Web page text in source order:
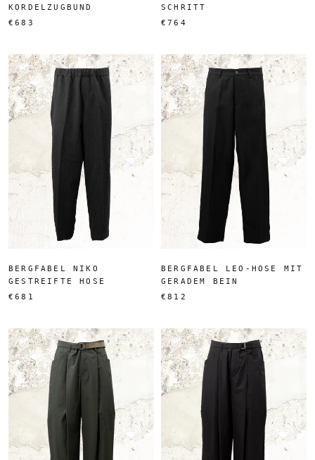
KORDELZUGBUND
€683
SCHRITT
€764
BERGFABEL NIKO
GESTREIFTE HOSE
€681
BERGFABEL LEO-HOSE MIT
GERADEM BEIN
€812